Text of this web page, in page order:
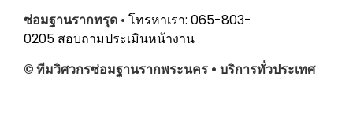
ซ่อมฐานรากทรุด • โทรหาเรา: 065-803-
0205 สอบถามประเมินหน้างาน
© ทีมวิศวกรซ่อมฐานรากพระนคร • บริการทั่วประเทศ